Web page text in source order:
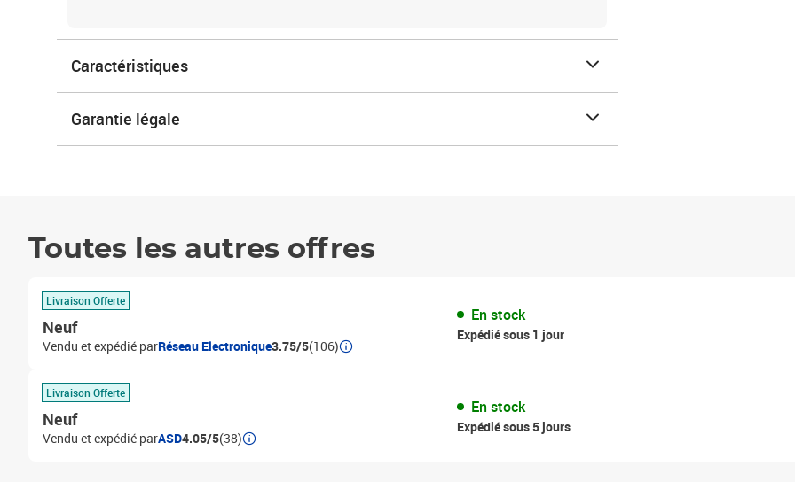
Caractéristiques
Garantie légale
Toutes les autres offres
Livraison Offerte
Neuf
Vendu et expédié parRéseau Electronique3.75/5(106)
En stock
Expédié sous 1 jour
Livraison Offerte
Neuf
Vendu et expédié parASD4.05/5(38)
En stock
Expédié sous 5 jours